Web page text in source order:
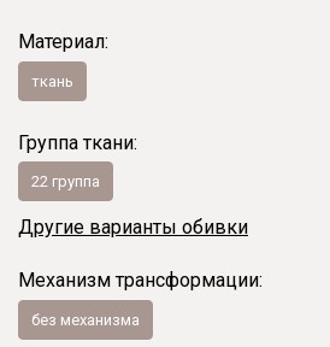
Материал:
ткань
Группа ткани:
22 группа
Другие варианты обивки
Механизм трансформации:
без механизма